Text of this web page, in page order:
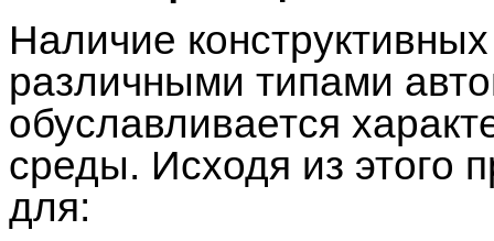
Наличие
различными типами
обуславливается
среды. Исходя из этого
для: